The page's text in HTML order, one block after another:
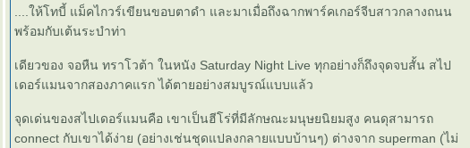
....ให้โทบี้ แม็คไกวร์เขียนขอบตาดำ และมาเมื่อถึงฉากพาร์คเกอร์จีบสาวกลางถนน
พร้อมกับเต้นระบำท่า
เดียวของ จอหืน ทราโวต้า ในหนัง Saturday Night Live ทุกอย่างก็ถึงจุดจบสั้น สไป
เดอร์แมนจากสองภาคแรก ได้ตายอย่างสมบูรณ์แบบแล้ว
จุดเด่นของสไปเดอร์แมนคือ เขาเป็นฮีโร่ที่มีลักษณะมนุษยนิยมสูง คนดุสามารถ
connect กับเขาได้ง่าย (อย่างเช่นชุดแปลงกลายแบบบ้านๆ) ต่างจาก superman (ไม่